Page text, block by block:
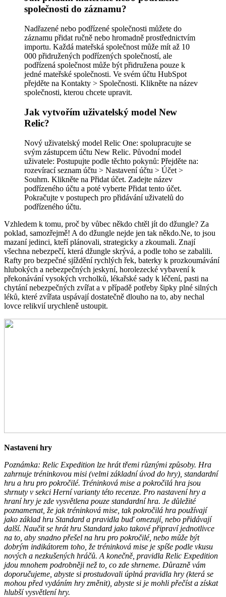
společnosti do záznamu?
Nadřazené nebo podřízené společnosti můžete do
záznamu přidat ručně nebo hromadně prostřednictvím
importu. Každá mateřská společnost může mít až 10
000 přidružených podřízených společností, ale
podřízená společnost může být přidružena pouze k
jedné mateřské společnosti. Ve svém účtu HubSpot
přejděte na Kontakty > Společnosti. Klikněte na název
společnosti, kterou chcete upravit.
Jak vytvořím uživatelský model New
Relic?
Nový uživatelský model Relic One: spolupracujte se
svým zástupcem účtu New Relic. Původní model
uživatele: Postupujte podle těchto pokynů: Přejděte na:
rozevírací seznam účtu > Nastavení účtu > Účet >
Souhrn. Klikněte na Přidat účet. Zadejte název
podřízeného účtu a poté vyberte Přidat tento účet.
Pokračujte v postupech pro přidávání uživatelů do
podřízeného účtu.
Vzhledem k tomu, proč by vůbec někdo chtěl jít do džungle? Za
poklad, samozřejmě! A do džungle nejde jen tak někdo.Ne, to jsou
mazaní jedinci, kteří plánovali, strategicky a zkoumali. Znají
všechna nebezpečí, která džungle skrývá, a podle toho se zabalili.
Rafty pro bezpečné sjíždění rychlých řek, baterky k prozkoumávání
hlubokých a nebezpečných jeskyní, horolezecké vybavení k
překonávání vysokých vrcholků, lékařské sady k léčení, pasti na
chytání nebezpečných zvířat a v případě potřeby šipky plné silných
léků, které zvířata uspávají dostatečně dlouho na to, aby nechal
lovce relikvií urychleně ustoupit.
Nastavení hry
Poznámka: Relic Expedition lze hrát třemi různými způsoby. Hra
zahrnuje tréninkovou misi (velmi základní úvod do hry), standardní
hru a hru pro pokročilé. Tréninková mise a pokročilá hra jsou
shrnuty v sekci Herní varianty této recenze. Pro nastavení hry a
hraní hry je zde vysvětlena pouze standardní hra. Je důležité
poznamenat, že jak tréninková mise, tak pokročilá hra používají
jako základ hru Standard a pravidla buď omezují, nebo přidávají
další. Naučit se hrát hru Standard jako takové připraví jednotlivce
na to, aby snadno přešel na hru pro pokročilé, nebo může být
dobrým indikátorem toho, že tréninková mise je spíše podle vkusu
nových a nezkušených hráčů. A konečně, pravidla Relic Expedition
jdou mnohem podrobněji než to, co zde shrneme. Důrazně vám
doporučujeme, abyste si prostudovali úplná pravidla hry (která se
mohou před vydáním hry změnit), abyste si je mohli přečíst a získat
hlubší vysvětlení hry.